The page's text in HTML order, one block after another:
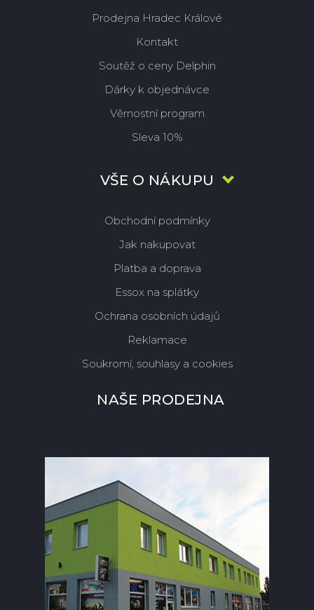
Prodejna Hradec Králové
Kontakt
Soutěž o ceny Delphin
Dárky k objednávce
Věrnostní program
Sleva 10%
VŠE O NÁKUPU
Obchodní podmínky
Jak nakupovat
Platba a doprava
Essox na splátky
Ochrana osobních údajů
Reklamace
Soukromí, souhlasy a cookies
NAŠE PRODEJNA